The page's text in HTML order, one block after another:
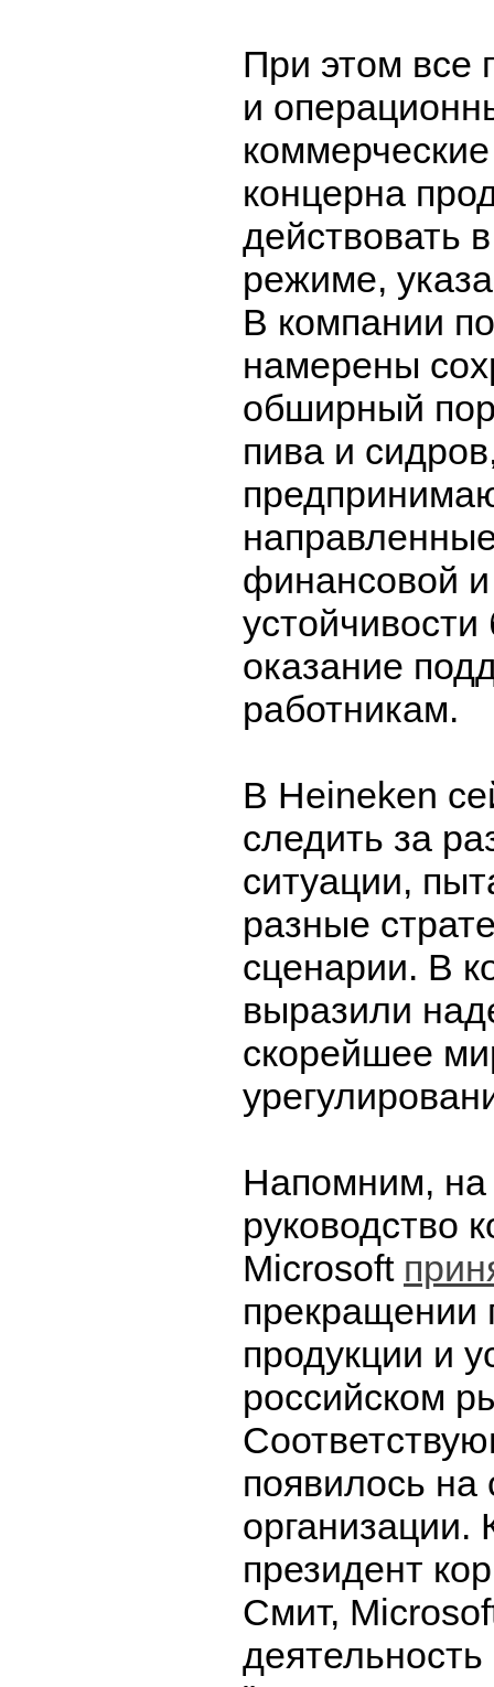
При этом все
и
концерна
действовать
режиме,
В компании
намерены
обширный
пива и
финансовой
устойчивости
оказание
работникам.
В Heineken
следить за
ситуации,
разные
сценарии. В
выразили
скорейшее
Напомним,
руководство
Microsoft
прекращении
продукции и
российском
появилось на
организации.
президент
Смит,